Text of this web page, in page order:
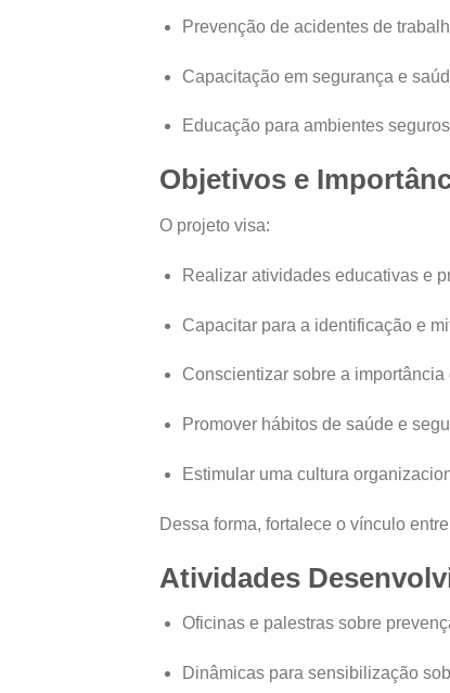
Prevenção de acidentes de
Capacitação em segurança e
Educação para ambientes seguros
Objetivos e
O projeto visa:
Realizar atividades educativas e
Capacitar para a identificação e
Conscientizar sobre a
Promover hábitos de saúde e
Estimular uma cultura
Dessa forma, fortalece o vínculo
Atividades
Oficinas e palestras sobre
Dinâmicas para sensibilização